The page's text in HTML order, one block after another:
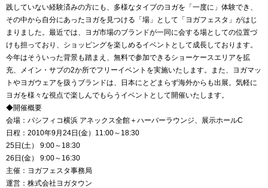
践していない経験済みの方にも、多様なタイプのヨガを「一度に」体験でき、
その中から自分にあったヨガを見つける「場」として「ヨガフェスタ」がはじ
まりました。最近では、ヨガ市場のブランドが一同に会する場としての位置づ
けも担っており、ショッピングを楽しめるイベントとして成長しております。
今年はそういった背景も踏まえ、無料で参加できるショーケースエリアを拡
充、メイン・サブの2か所でフリーイベントを実施いたします。また、ヨガマッ
トやヨガウェアを扱うブランドは、日本にとどまらず海外からも出展。気軽に
ヨガを様々な視点で楽しんでもらうイベントとして開催いたします。
◆開催概要
会場：パシフィコ横浜 アネックス全館＋ハーバーラウンジ、展示ホールC
日程：2010年9月24日(金）11:00～18:30
25日(土） 9:00～18:30
26日(金） 9:00～16:30
主催：ヨガフェスタ事務局
運営：株式会社ヨガタウン